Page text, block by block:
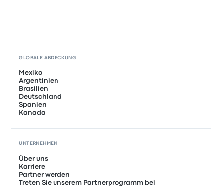
GLOBALE ABDECKUNG
Mexiko
Argentinien
Brasilien
Deutschland
Spanien
Kanada
UNTERNEHMEN
Über uns
Karriere
Partner werden
Treten Sie unserem Partnerprogramm bei